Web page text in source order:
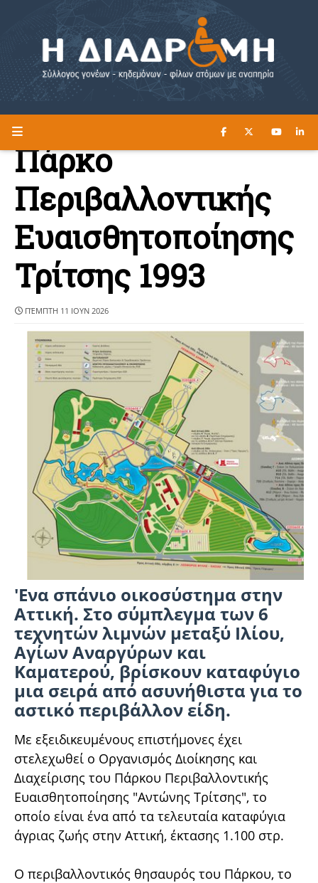
Η ΔΙΑΔΡΟΜΗ ΔΙΑΒΑΣΤΕ ΕΔΩ ►
Πάρκο
Περιβαλλοντικής
Ευαισθητοποίησης
Τρίτσης 1993
ΠΈΜΠΤΗ 11 ΙΟΥΝ 2026
'Ενα σπάνιο οικοσύστημα στην
Αττική. Στο σύμπλεγμα των 6
τεχνητών λιμνών μεταξύ Ιλίου,
Αγίων Αναργύρων και
Καματερού, βρίσκουν καταφύγιο
μια σειρά από ασυνήθιστα για το
αστικό περιβάλλον είδη.
Με εξειδικευμένους επιστήμονες έχει
στελεχωθεί ο Οργανισμός Διοίκησης και
Διαχείρισης του Πάρκου Περιβαλλοντικής
Ευαισθητοποίησης "Αντώνης Τρίτσης", το
οποίο είναι ένα από τα τελευταία καταφύγια
άγριας ζωής στην Αττική, έκτασης 1.100 στρ.
Ο περιβαλλοντικός θησαυρός του Πάρκου, το